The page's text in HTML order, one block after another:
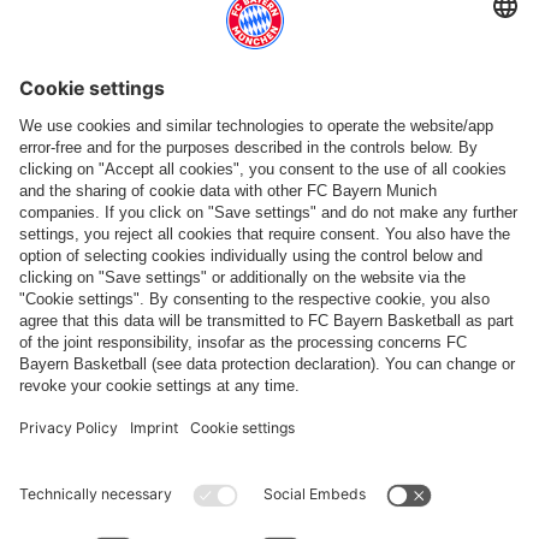
Paiement et livraison
FC Bayern Store App